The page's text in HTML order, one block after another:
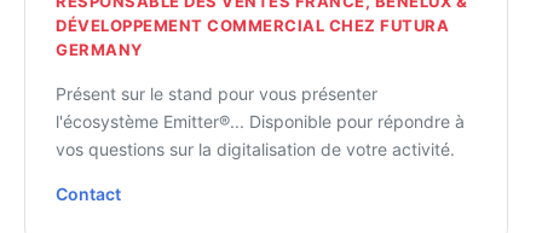
DÉVELOPPEMENT COMMERCIAL CHEZ FUTURA
GERMANY
Présent sur le stand pour vous présenter
l'écosystème Emitter®... Disponible pour répondre à
vos questions sur la digitalisation de votre activité.
Contact